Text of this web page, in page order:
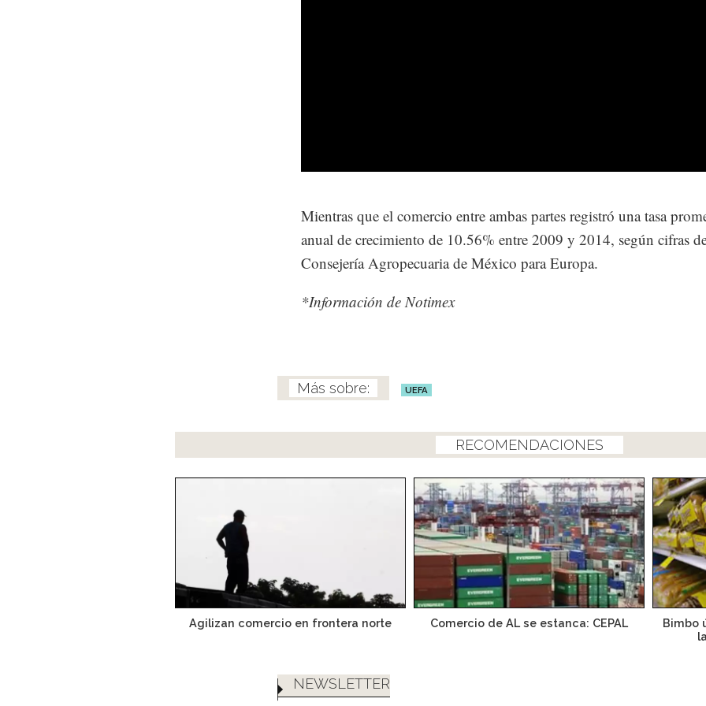
Mientras que el comercio entre ambas partes registró una tasa
anual de crecimiento de 10.56% entre 2009 y 2014, según cifras
Consejería Agropecuaria de México para Europa.
*Información de Notimex
UEFA
RECOMENDACIONES
Agilizan comercio en frontera norte Comercio de AL se estanca: CEPAL
Bimbo
NEWSLETTER